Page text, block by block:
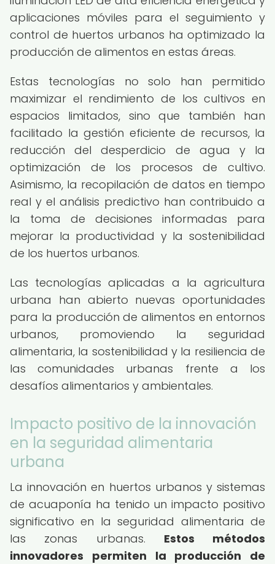
aplicaciones móviles para el seguimiento y
control de huertos urbanos ha optimizado la
producción de alimentos en estas áreas.
Estas tecnologías no solo han permitido
maximizar el rendimiento de los cultivos en
espacios limitados, sino que también han
facilitado la gestión eficiente de recursos, la
reducción del desperdicio de agua y la
optimización de los procesos de cultivo.
Asimismo, la recopilación de datos en tiempo
real y el análisis predictivo han contribuido a
la toma de decisiones informadas para
mejorar la productividad y la sostenibilidad
de los huertos urbanos.
Las tecnologías aplicadas a la agricultura
urbana han abierto nuevas oportunidades
para la producción de alimentos en entornos
urbanos, promoviendo la seguridad
alimentaria, la sostenibilidad y la resiliencia de
las comunidades urbanas frente a los
desafíos alimentarios y ambientales.
Impacto positivo de la innovación
en la seguridad alimentaria
urbana
La innovación en huertos urbanos y sistemas
de acuaponía ha tenido un impacto positivo
significativo en la seguridad alimentaria de
las zonas urbanas. Estos métodos
innovadores permiten la producción de